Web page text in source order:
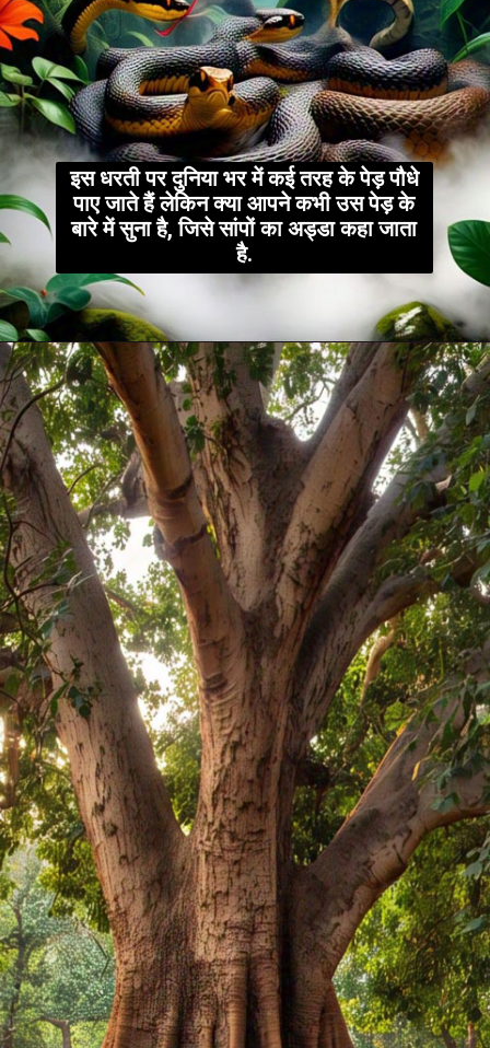
इस धरती पर दुनिया भर में कई तरह के पेड़ पौधे
पाए जाते हैं लेकिन क्या आपने कभी उस पेड़ के
बारे में सुना है, जिसे सांपों का अड्डा कहा जाता